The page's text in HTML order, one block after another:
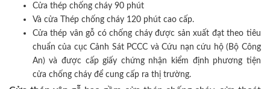
Cửa thép chống cháy 90 phút
Và cửa Thép chống cháy 120 phút cao cấp.
Cửa thép vân gỗ có chống cháy được sản xuất đạt theo tiêu
chuẩn của cục Cảnh Sát PCCC và Cứu nạn cứu hộ (Bộ Công
An) và được cấp giấy chứng nhận kiểm định phương tiện
cửa chống cháy để cung cấp ra thị trường.